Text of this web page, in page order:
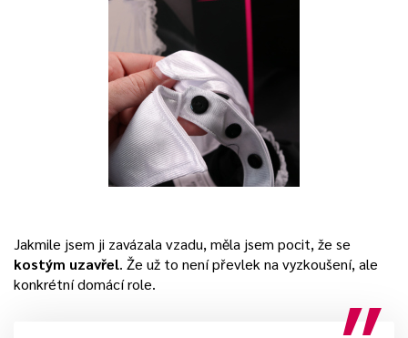
Jakmile jsem ji zavázala vzadu, měla jsem pocit, že se
kostým uzavřel. Že už to není převlek na vyzkoušení, ale
konkrétní domácí role.